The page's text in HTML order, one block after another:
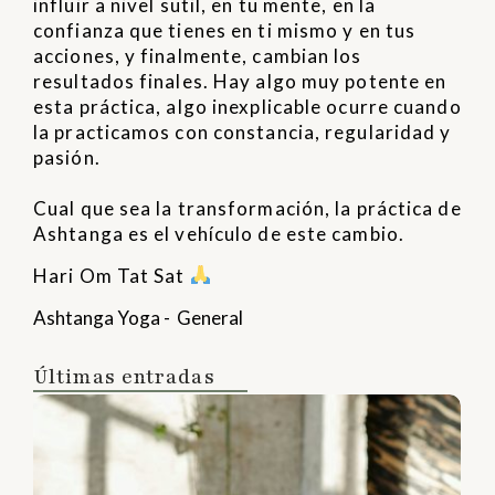
influir a nivel sutil, en tu mente, en la
confianza que tienes en ti mismo y en tus
acciones, y finalmente, cambian los
resultados finales. Hay algo muy potente en
esta práctica, algo inexplicable ocurre cuando
la practicamos con constancia, regularidad y
pasión.
Cual que sea la transformación, la práctica de
Ashtanga es el vehículo de este cambio.
Hari Om Tat Sat
Ashtanga Yoga - General
Últimas entradas